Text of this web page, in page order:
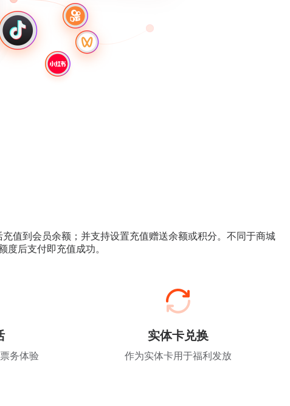
值到会员余额；并支持设置充值赠送余额或积分。不同于商城
后支付即充值成功。
务体验
实体卡兑换
作为实体卡用于福利发放